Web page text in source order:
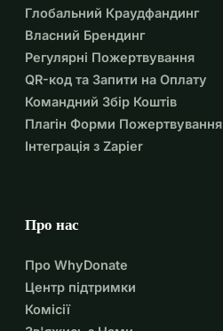
Глобальний Краудфандинг
Власний Брендинг
Регулярні Пожертвування
QR-код та Запити на Оплату
Командний Збір Коштів
Плагін Форми Пожертвування
Інтеграція з Zapier
Про нас
Про WhyDonate
Центр підтримки
Комісії